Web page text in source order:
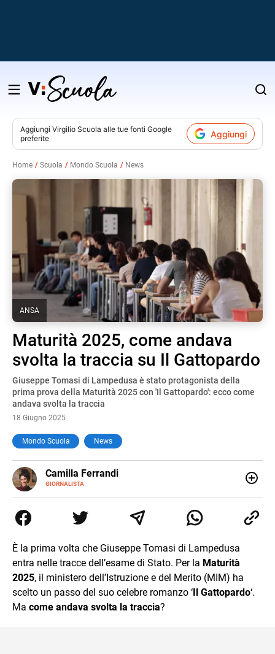
Salta
contenuto
Aggiungi Virgilio Scuola alle tue fonti Google
preferite
Aggiungi
Home Scuola Mondo Scuola News
ANSA
Maturità 2025, come andava
svolta la traccia su Il Gattopardo
Giuseppe Tomasi di Lampedusa è stato protagonista della
prima prova della Maturità 2025 con 'Il Gattopardo': ecco come
andava svolta la traccia
18 Giugno 2025
Mondo Scuola News
Camilla Ferrandi
GIORNALISTA
E-
MAIL
LINKEDIN
di trasformare la passione per la scrittura in un lavoro, e
da lì non mi sono più fermata. L’attualità è il mio pane
mente.
È la prima volta che Giuseppe Tomasi di Lampedusa
entra nelle tracce dell’esame di Stato. Per la Maturità
2025, il ministero dell’Istruzione e del Merito (MIM) ha
scelto un passo del suo celebre romanzo ‘Il Gattopardo‘.
Ma come andava svolta la traccia?